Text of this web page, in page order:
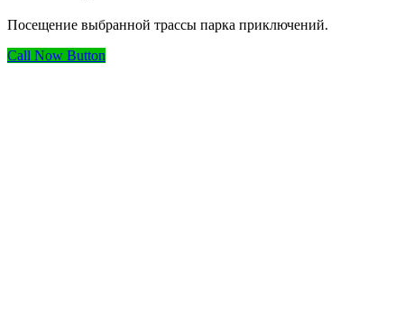
Посещение выбранной трассы парка приключений.
Call Now Button